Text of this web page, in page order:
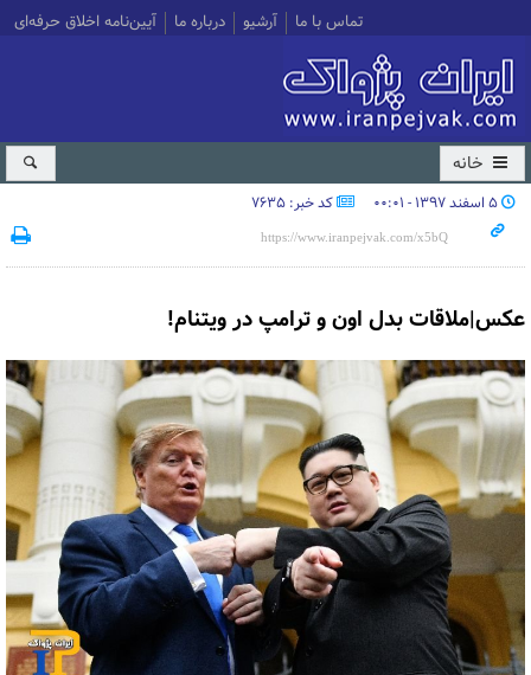
تماس با ما آرشیو درباره ما آیین‌نامه اخلاق حرفه‌ای
خانه
۵ اسفند ۱۳۹۷ - ۰۰:۰۱ کد خبر: 7635
عکس|ملاقات بدل اون و ترامپ در ویتنام!